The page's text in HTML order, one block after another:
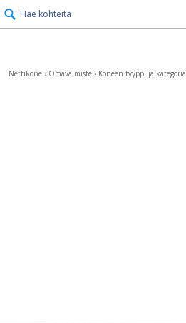
Hae kohteita
Nettikone › Omavalmiste › Koneen tyyppi ja kategoria